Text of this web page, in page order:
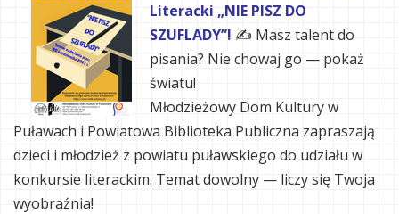
Literacki „NIE PISZ DO
SZUFLADY”! ✍️ Masz talent do
pisania? Nie chowaj go — pokaż
światu!
Młodzieżowy Dom Kultury w
Puławach i Powiatowa Biblioteka Publiczna zapraszają
dzieci i młodzież z powiatu puławskiego do udziału w
konkursie literackim. Temat dowolny — liczy się Twoja
wyobraźnia!